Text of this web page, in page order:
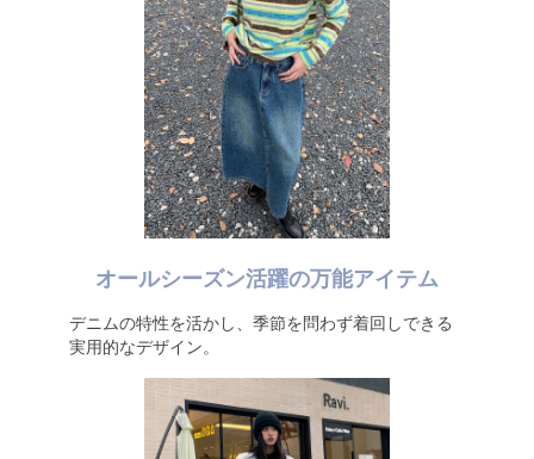
オールシーズン活躍の万能アイテム
デニムの特性を活かし、季節を問わず着回しできる
実用的なデザイン。